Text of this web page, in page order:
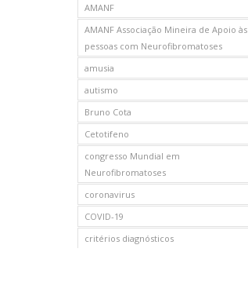
AMANF
AMANF Associação Mineira de Apoio às
pessoas com Neurofibromatoses
amusia
autismo
Bruno Cota
Cetotifeno
congresso Mundial em
Neurofibromatoses
coronavirus
COVID-19
critérios diagnósticos